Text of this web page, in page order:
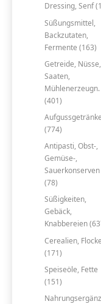
Dressing, Senf
Süßungsmittel,
Backzutaten,
Fermente (163)
Getreide, Nüsse,
Saaten,
Mühlenerzeugn.
(401)
Aufgussgetränke
(774)
Antipasti, Obst-,
Gemüse-,
Sauerkonserven
(78)
Süßigkeiten,
Gebäck,
Knabbereien
Cerealien,
(171)
Speiseöle, Fette
(151)